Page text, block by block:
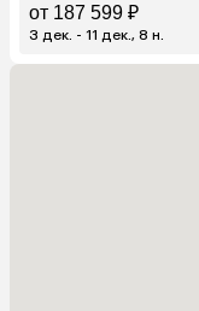
от 187 599 ₽
3 дек. - 11 дек., 8 н.